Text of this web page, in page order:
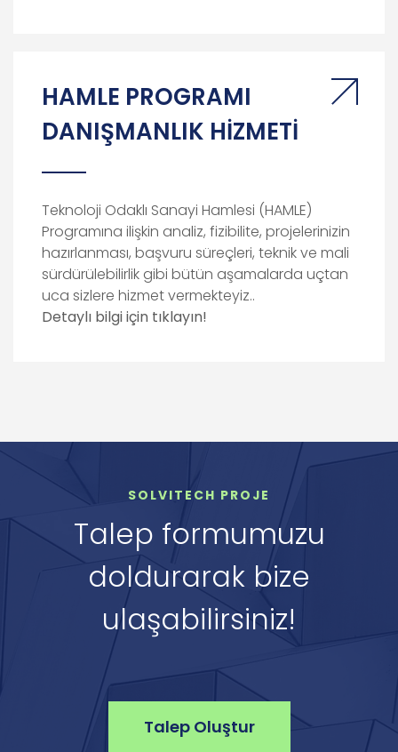
HAMLE PROGRAMI
DANIŞMANLIK HİZMETİ
Teknoloji Odaklı Sanayi Hamlesi (HAMLE)
Programına ilişkin analiz, fizibilite, projelerinizin
hazırlanması, başvuru süreçleri, teknik ve mali
sürdürülebilirlik gibi bütün aşamalarda uçtan
uca sizlere hizmet vermekteyiz..
Detaylı bilgi için tıklayın!
SOLVITECH PROJE
Talep formumuzu
doldurarak bize
ulaşabilirsiniz!
Talep Oluştur